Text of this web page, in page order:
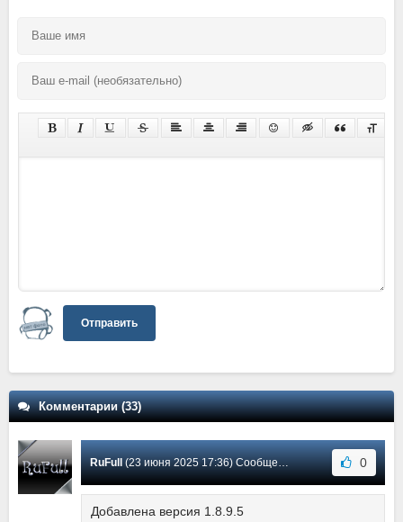
Отправить
Комментарии (33)
RuFull(23 июня 2025 17:36) Сообщение #28 0
Добавлена версия 1.8.9.5